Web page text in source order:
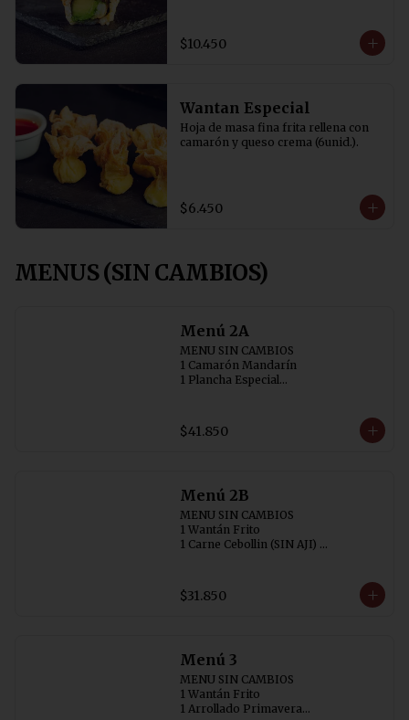
$10.450
Wantan Especial
Hoja de masa fina frita rellena con
camarón y queso crema (6unid.).
$6.450
MENUS (SIN CAMBIOS)
Menú 2A
MENU SIN CAMBIOS
1 Camarón Mandarín
1 Plancha Especial
$41.850
Menú 2B
MENU SIN CAMBIOS
1 Wantán Frito
1 Carne Cebollin (SIN AJI)
$31.850
Menú 3
MENU SIN CAMBIOS
1 Wantán Frito
1 Arrollado Primavera